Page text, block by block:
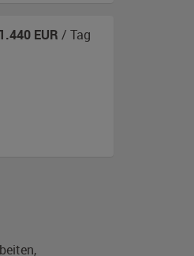
1.440 EUR / Tag